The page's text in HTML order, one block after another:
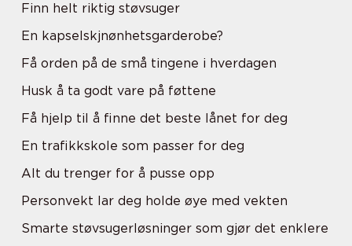
Finn helt riktig støvsuger
En kapselskjnønhetsgarderobe?
Få orden på de små tingene i hverdagen
Husk å ta godt vare på føttene
Få hjelp til å finne det beste lånet for deg
En trafikkskole som passer for deg
Alt du trenger for å pusse opp
Personvekt lar deg holde øye med vekten
Smarte støvsugerløsninger som gjør det enklere